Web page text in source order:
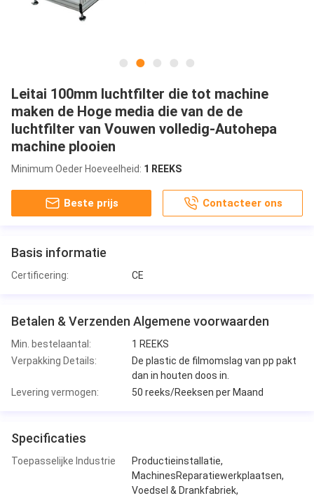
Leitai 100mm luchtfilter die tot machine
maken de Hoge media die van de de
luchtfilter van Vouwen volledig-Autohepa
machine plooien
Minimum Oeder Hoeveelheid: 1 REEKS
Beste prijs Contacteer ons
Basis informatie
Certificering: CE
Betalen & Verzenden Algemene voorwaarden
Min. bestelaantal:
1 REEKS
Verpakking Details:
De plastic de filmomslag van pp pakt
dan in houten doos in.
Levering vermogen:
50 reeks/Reeksen per Maand
Specificaties
Toepasselijke Industrie
Productieinstallatie,
MachinesReparatiewerkplaatsen,
Voedsel & Drankfabriek,